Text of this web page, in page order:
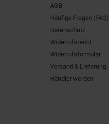
AGB
Häufige Fragen (FAQ)
Datenschutz
Widerrufsrecht
Widerrufsformular
Versand & Lieferung
Händler werden